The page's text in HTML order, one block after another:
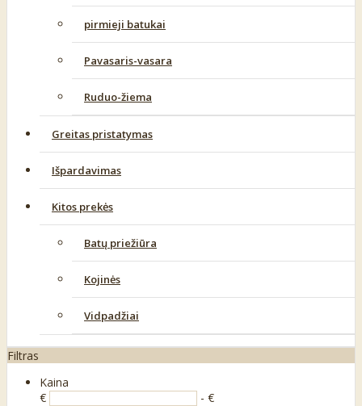
pirmieji batukai
Pavasaris-vasara
Ruduo-žiema
Greitas pristatymas
Išpardavimas
Kitos prekės
Batų priežiūra
Kojinės
Vidpadžiai
Filtras
Kaina
€
- €